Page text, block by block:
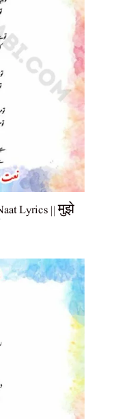
Lyrics || मुझे